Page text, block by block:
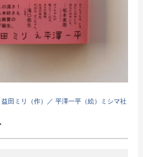
益田ミリ（作）／ 平澤一平（絵）ミシマ社